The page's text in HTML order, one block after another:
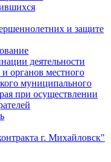
и защите
деятельности
органов местного
муниципального
при осуществлении
г. Михайловск"